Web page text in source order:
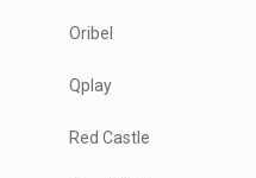
Oribel
Qplay
Red Castle